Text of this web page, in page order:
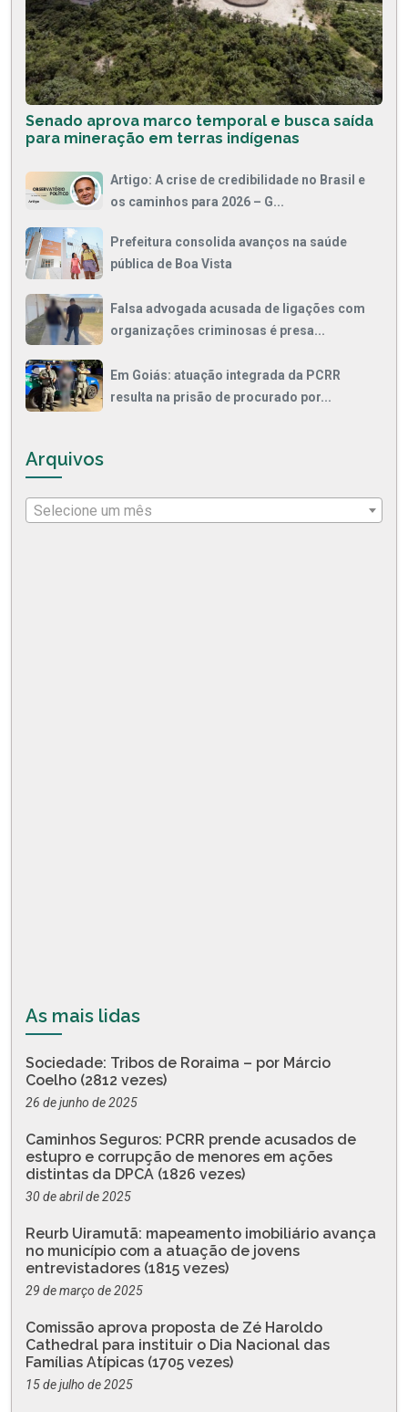
Senado aprova marco temporal e busca saída
para mineração em terras indígenas
Artigo: A crise de credibilidade no Brasil e
os caminhos para 2026 – G...
Prefeitura consolida avanços na saúde
pública de Boa Vista
Falsa advogada acusada de ligações com
organizações criminosas é presa...
Em Goiás: atuação integrada da PCRR
resulta na prisão de procurado por...
Arquivos
Selecione um mês
As mais lidas
Sociedade: Tribos de Roraima – por Márcio
Coelho (2812 vezes)
26 de junho de 2025
Caminhos Seguros: PCRR prende acusados de
estupro e corrupção de menores em ações
distintas da DPCA (1826 vezes)
30 de abril de 2025
Reurb Uiramutã: mapeamento imobiliário avança
no município com a atuação de jovens
entrevistadores (1815 vezes)
29 de março de 2025
Comissão aprova proposta de Zé Haroldo
Cathedral para instituir o Dia Nacional das
Famílias Atípicas (1705 vezes)
15 de julho de 2025